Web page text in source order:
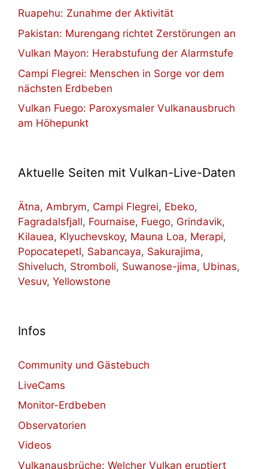
Ruapehu: Zunahme der Aktivität
Pakistan: Murengang richtet Zerstörungen an
Vulkan Mayon: Herabstufung der Alarmstufe
Campi Flegrei: Menschen in Sorge vor dem
nächsten Erdbeben
Vulkan Fuego: Paroxysmaler Vulkanausbruch
am Höhepunkt
Aktuelle Seiten mit Vulkan-Live-Daten
Ätna, Ambrym, Campi Flegrei, Ebeko,
Fagradalsfjall, Fournaise, Fuego, Grindavik,
Kilauea, Klyuchevskoy, Mauna Loa, Merapi,
Popocatepetl, Sabancaya, Sakurajima,
Shiveluch, Stromboli, Suwanose-jima, Ubinas,
Vesuv, Yellowstone
Infos
Community und Gästebuch
LiveCams
Monitor-Erdbeben
Observatorien
Videos
Vulkanausbrüche: Welcher Vulkan eruptiert